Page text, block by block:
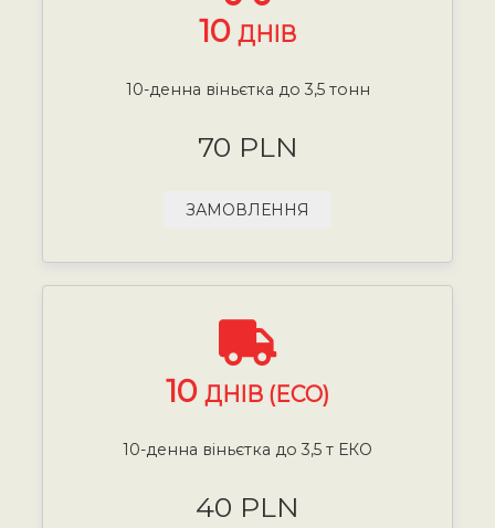
10 ДНІВ
10-денна віньєтка до 3,5 тонн
70 PLN
ЗАМОВЛЕННЯ
10 ДНІВ (ECO)
10-денна віньєтка до 3,5 т ЕКО
40 PLN